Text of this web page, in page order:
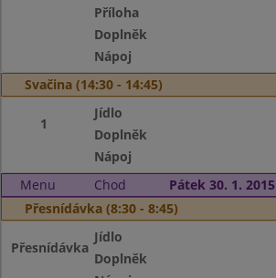
Příloha
Doplněk
Nápoj
Svačina (14:30 - 14:45)
1
Jídlo
Doplněk
Nápoj
Menu
Chod
Pátek 30. 1. 2015
Přesnídávka (8:30 - 8:45)
Přesnídávka
Jídlo
Doplněk